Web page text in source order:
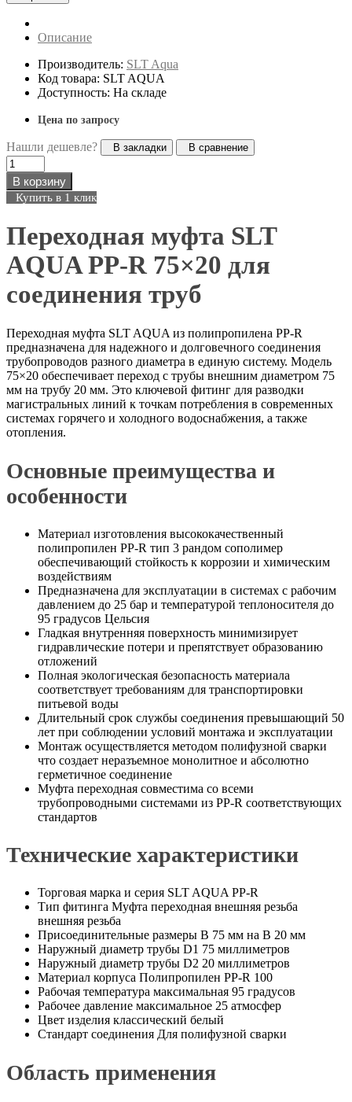
Описание
Производитель: SLT Aqua
Код товара: SLT AQUA
Доступность: На складе
Цена по запросу
Нашли дешевле? В закладки В сравнение
В корзину
Купить в 1 клик
Переходная муфта SLT
AQUA PP-R 75×20 для
соединения труб
Переходная муфта SLT AQUA из полипропилена PP-R
предназначена для надежного и долговечного соединения
трубопроводов разного диаметра в единую систему. Модель
75×20 обеспечивает переход с трубы внешним диаметром 75
мм на трубу 20 мм. Это ключевой фитинг для разводки
магистральных линий к точкам потребления в современных
системах горячего и холодного водоснабжения, а также
отопления.
Основные преимущества и
особенности
Материал изготовления высококачественный
полипропилен PP-R тип 3 рандом сополимер
обеспечивающий стойкость к коррозии и химическим
воздействиям
Предназначена для эксплуатации в системах с рабочим
давлением до 25 бар и температурой теплоносителя до
95 градусов Цельсия
Гладкая внутренняя поверхность минимизирует
гидравлические потери и препятствует образованию
отложений
Полная экологическая безопасность материала
соответствует требованиям для транспортировки
питьевой воды
Длительный срок службы соединения превышающий 50
лет при соблюдении условий монтажа и эксплуатации
Монтаж осуществляется методом полифузной сварки
что создает неразъемное монолитное и абсолютно
герметичное соединение
Муфта переходная совместима со всеми
трубопроводными системами из PP-R соответствующих
стандартов
Технические характеристики
Торговая марка и серия SLT AQUA PP-R
Тип фитинга Муфта переходная внешняя резьба
внешняя резьба
Присоединительные размеры В 75 мм на В 20 мм
Наружный диаметр трубы D1 75 миллиметров
Наружный диаметр трубы D2 20 миллиметров
Материал корпуса Полипропилен PP-R 100
Рабочая температура максимальная 95 градусов
Рабочее давление максимальное 25 атмосфер
Цвет изделия классический белый
Стандарт соединения Для полифузной сварки
Область применения